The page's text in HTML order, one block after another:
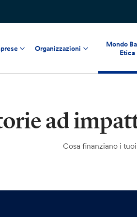
Organizzazioni
Mondo
Etica
ad
Cosa finanziano i